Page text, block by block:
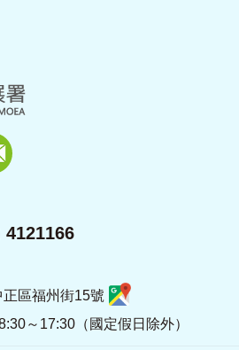
4121166
區福州街15號
～17:30（國定假日除外）